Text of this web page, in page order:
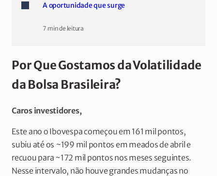
A oportunidade que surge
7 min de leitura
Por Que Gostamos da Volatilidade
da Bolsa Brasileira?
Caros investidores,
Este ano o Ibovespa começou em 161 mil pontos,
subiu até os ~199 mil pontos em meados de abril e
recuou para ~172 mil pontos nos meses seguintes.
Nesse intervalo, não houve grandes mudanças no